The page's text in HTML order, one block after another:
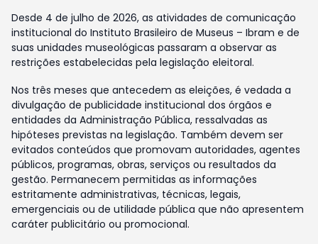
Desde 4 de julho de 2026, as atividades de comunicação
institucional do Instituto Brasileiro de Museus – Ibram e de
suas unidades museológicas passaram a observar as
restrições estabelecidas pela legislação eleitoral.
Nos três meses que antecedem as eleições, é vedada a
divulgação de publicidade institucional dos órgãos e
entidades da Administração Pública, ressalvadas as
hipóteses previstas na legislação. Também devem ser
evitados conteúdos que promovam autoridades, agentes
públicos, programas, obras, serviços ou resultados da
gestão. Permanecem permitidas as informações
estritamente administrativas, técnicas, legais,
emergenciais ou de utilidade pública que não apresentem
caráter publicitário ou promocional.